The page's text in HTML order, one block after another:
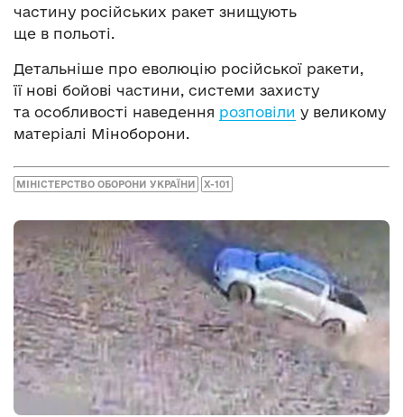
частину російських ракет знищують
ще в польоті.
Детальніше про еволюцію російської ракети,
її нові бойові частини, системи захисту
та особливості наведення розповіли у великому
матеріалі Міноборони.
МІНІСТЕРСТВО ОБОРОНИ УКРАЇНИ Х-101